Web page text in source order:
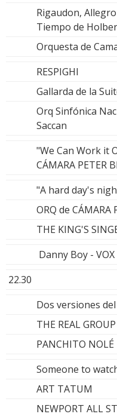
Rigaudon,
Tiempo de
Orquesta de
RESPIGHI
Gallarda de la
Orq Sinfónica
Saccan
"We Can Work it
CÁMARA PETER
"A hard day's
ORQ de CÁMARA
THE KING'S
Danny Boy - VOX
22.30
Dos versiones
THE REAL GROUP
PANCHITO NOLÉ
Someone to
ART TATUM
NEWPORT ALL